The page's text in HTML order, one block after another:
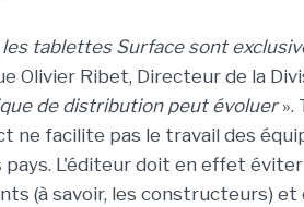
tablettes Surface sont
Olivier Ribet, Directeur de la
de distribution peut évoluer».
ne facilite pas le travail des
pays. L'éditeur doit en effet
(à savoir, les constructeurs) et